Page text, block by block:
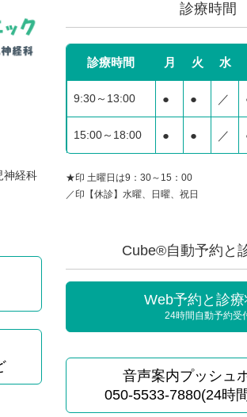
神経科
診療時間
診療時間 月 火 水
9:30～13:00 ● ● ／
15:00～18:00 ● ● ／
★印 土曜日は9：30～15：00
／印【休診】水曜、日曜、祝日
Cube®自動予約と
Web予約と診
24時間自動予約受
音声案内プッシュ
050-5533-7880(24時